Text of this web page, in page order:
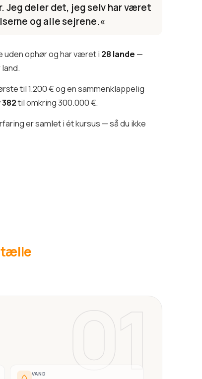
Jeg deler det, jeg selv har været
og alle sejrene.«
uden ophør og har været i 28 lande —
til 1.200 € og en sammenklappelig
til omkring 300.000 €.
er samlet i ét kursus — så du ikke
01
VAND